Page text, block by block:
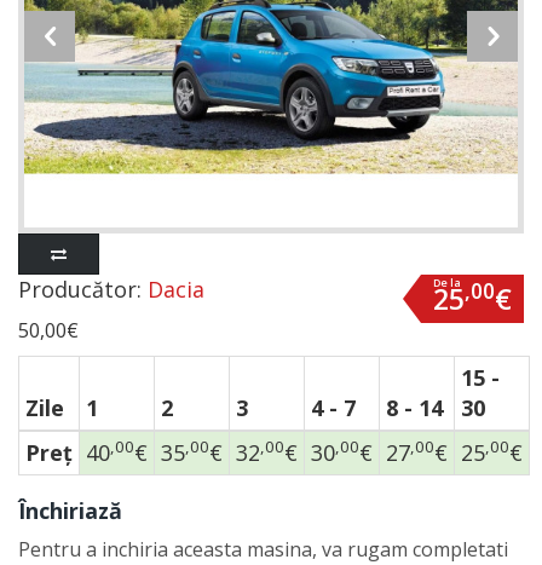
De la
25,00€
Producător: Dacia
50,00€
Zile 1 2 3 4 - 7 8 - 14
15 -
30
Preţ 40,00€ 35,00€ 32,00€ 30,00€ 27,00€ 25,00€
Închiriază
Pentru a inchiria aceasta masina, va rugam completati